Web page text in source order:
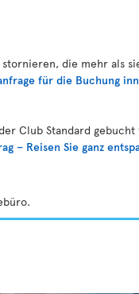
die mehr als
für die Buchung
Club Standard
– Reisen Sie ganz